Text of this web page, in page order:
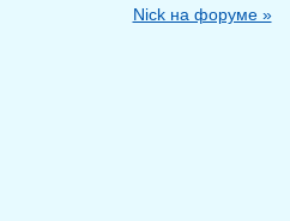
Nick на форуме »